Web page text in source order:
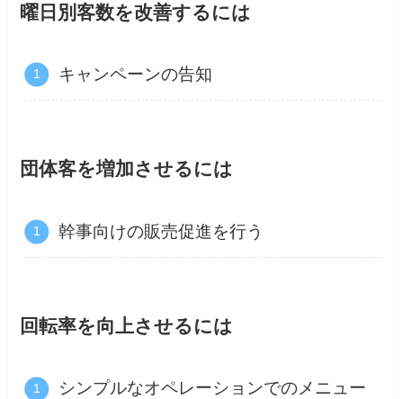
曜日別客数を改善するには
キャンペーンの告知
団体客を増加させるには
幹事向けの販売促進を行う
回転率を向上させるには
シンプルなオペレーションでのメニュー